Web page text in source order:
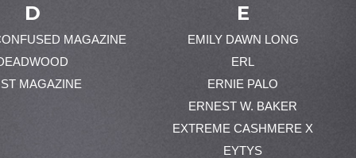
D
MAGAZINE
MAGAZINE
E
EMILY DAWN LONG
ERL
ERNIE PALO
ERNEST W. BAKER
EXTREME CASHMERE X
EYTYS